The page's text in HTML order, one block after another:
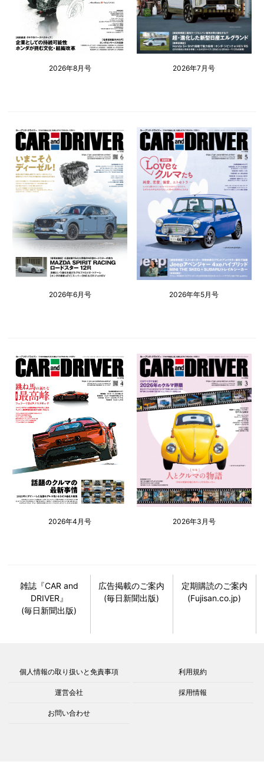
2026年8月号 2026年7月号
2026年6月号 2026年年5月号
2026年4月号 2026年3月号
雑誌『CAR and
DRIVER』
(毎日新聞出版)
広告掲載のご案内
(毎日新聞出版)
定期購読のご案内
(Fujisan.co.jp)
個人情報の取り扱いと免責事項 利用規約
運営会社 採用情報
お問い合わせ